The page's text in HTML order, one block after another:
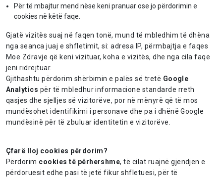
Për të mbajtur mend nëse keni pranuar ose jo përdorimin e
cookies në këtë faqe.
Gjatë vizitës suaj në faqen tonë, mund të mbledhim të dhëna
nga seanca juaj e shfletimit, si: adresa IP, përmbajtja e faqes
Moe Zdravje që keni vizituar, koha e vizitës, dhe nga cila faqe
jeni ridrejtuar.
Gjithashtu përdorim shërbimin e palës së tretë Google
Analytics për të mbledhur informacione standarde rreth
qasjes dhe sjelljes së vizitorëve, por në mënyrë që të mos
mundësohet identifikimi i personave dhe pa i dhënë Google
mundësinë për të zbuluar identitetin e vizitorëve.
Çfarë lloj cookies përdorim?
Përdorim cookies të përhershme, të cilat ruajnë gjendjen e
përdoruesit edhe pasi të jetë fikur shfletuesi, për të